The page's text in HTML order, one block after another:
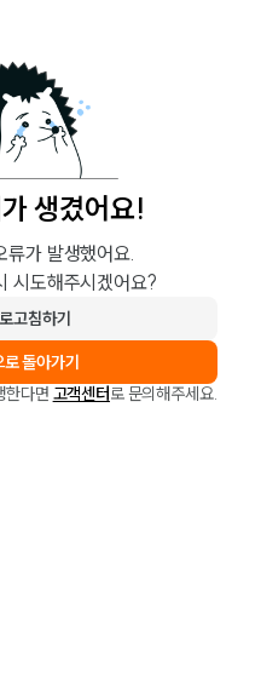
생겼어요!
류가 발생했어요.
시도해주시겠어요?
고침하기
로 돌아가기
한다면 고객센터로 문의해주세요.